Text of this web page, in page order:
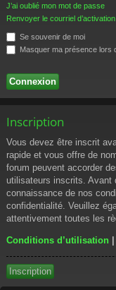
J’ai oublié mon mot de passe
Renvoyer le courriel d’activation
Se souvenir de moi
Masquer ma présence lors
Inscription
Vous devez être inscrit
rapide et vous offre de
forum peuvent accorder
utilisateurs inscrits. Avant
connaissance de nos
confidentialité. Veuillez
attentivement toutes les
Conditions d’utilisation |
Inscription